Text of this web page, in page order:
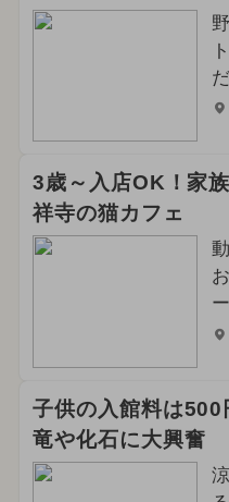
3歳～入店OK！家
祥寺の猫カフェ
子供の入館料は
竜や化石に大興奮